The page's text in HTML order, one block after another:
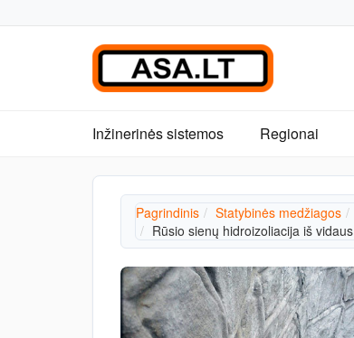
Inžinerinės sistemos Regionai
Pagrindinis Statybinės medžiagos
Rūsio sienų hidroizoliacija iš vidaus